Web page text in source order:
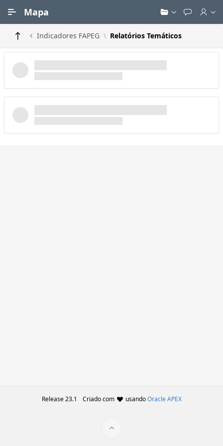
Mapa
Indicadores FAPEG Relatórios Temáticos
Release 23.1 Criado com usandoOracle APEX